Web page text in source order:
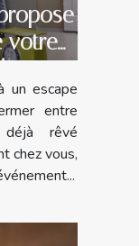
votre
un escape
entre
rêvé
chez vous,